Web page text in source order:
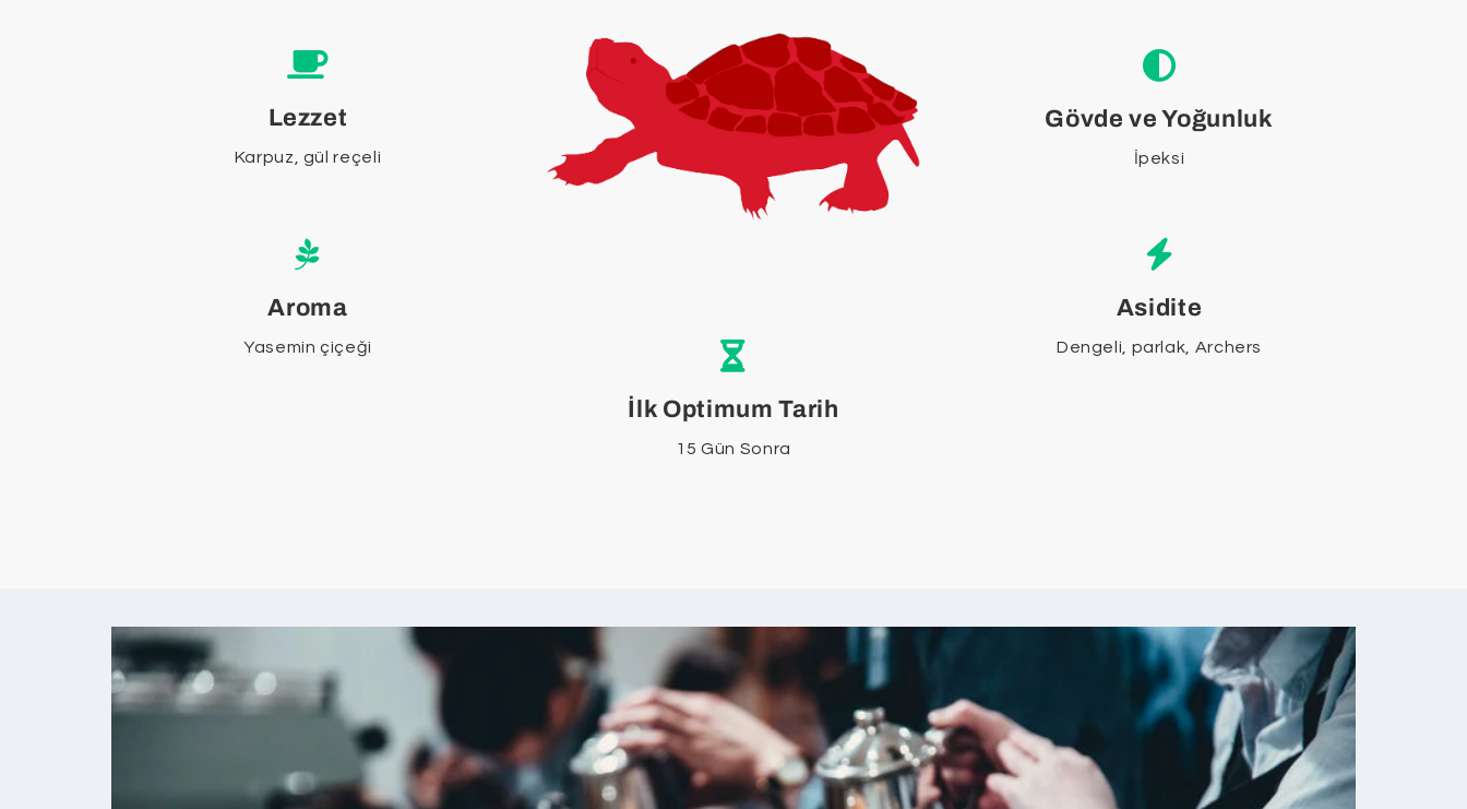
Lezzet
Karpuz, gül reçeli
Aroma
Yasemin çiçeği
İlk Optimum Tarih
15 Gün Sonra
Gövde ve Yoğunluk
İpeksi
Asidite
Dengeli, parlak, Archers